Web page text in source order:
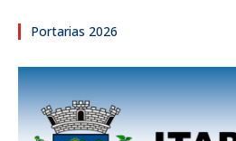
Portarias 2026